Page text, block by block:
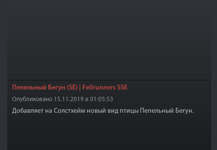
Пепельный Бегун (SE) | Fellrunners SSE
Опубликовано 15.11.2019 в 01:05:53
Добавляет на Солстхейм новый вид птицы Пепельный Бегун.